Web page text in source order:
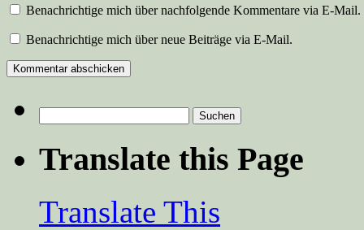
Benachrichtige mich über nachfolgende Kommentare via E-Mail.
Benachrichtige mich über neue Beiträge via E-Mail.
nach:
Translate this Page
Translate This